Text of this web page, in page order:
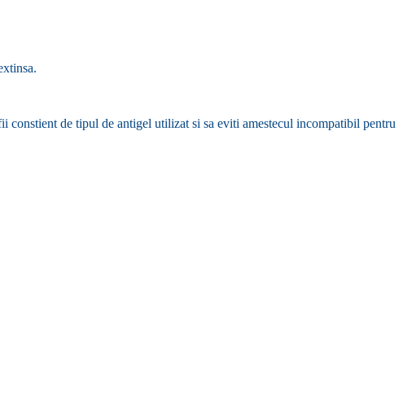
constient de tipul de antigel utilizat si sa eviti amestecul incompatibil pentru